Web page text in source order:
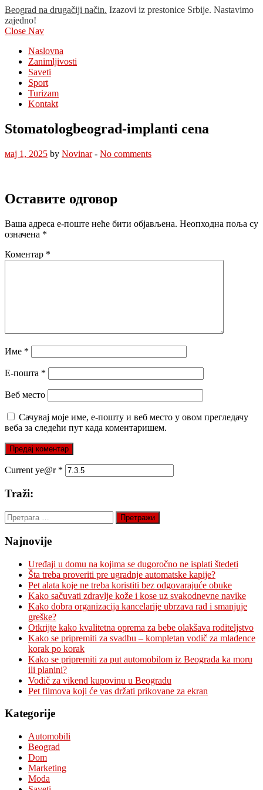
Beograd na drugačiji način. Izazovi iz prestonice Srbije. Nastavimo
zajedno!
Close Nav
Naslovna
Zanimljivosti
Saveti
Sport
Turizam
Kontakt
Stomatologbeograd-implanti cena
мај 1, 2025 by Novinar- No comments
Оставите одговор
Ваша адреса е-поште неће бити објављена. Неопходна поља су
означена *
Коментар *
Име *
Е-пошта *
Веб место
Сачувај моје име, е-пошту и веб место у овом прегледачу
веба за следећи пут када коментаришем.
Current ye@r *
Traži:
Претрага
за:
Najnovije
Uređaji u domu na kojima se dugoročno ne isplati štedeti
Šta treba proveriti pre ugradnje automatske kapije?
Pet alata koje ne treba koristiti bez odgovarajuće obuke
Kako sačuvati zdravlje kože i kose uz svakodnevne navike
Kako dobra organizacija kancelarije ubrzava rad i smanjuje
greške?
Otkrijte kako kvalitetna oprema za bebe olakšava roditeljstvo
Kako se pripremiti za svadbu – kompletan vodič za mladence
korak po korak
Kako se pripremiti za put automobilom iz Beograda ka moru
ili planini?
Vodič za vikend kupovinu u Beogradu
Pet filmova koji će vas držati prikovane za ekran
Kategorije
Automobili
Beograd
Dom
Marketing
Moda